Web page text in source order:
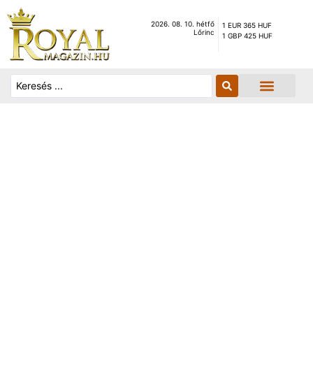
2026. 08. 10. hétfő
Lőrinc
1 EUR 365 HUF
1 GBP 425 HUF